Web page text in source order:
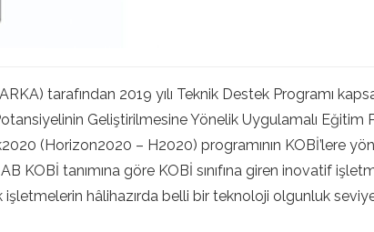
tarafından 2019 yılı Teknik Destek Programı
Geliştirilmesine Yönelik Uygulamalı Eğitim
(Horizon2020 – H2020) programının KOBİ’lere
KOBİ tanımına göre KOBİ sınıfına giren inovatif
hâlihazırda belli bir teknoloji olgunluk